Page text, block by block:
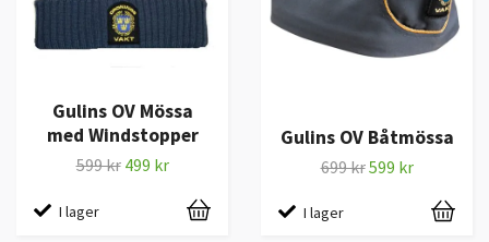
Gulins OV Mössa
med Windstopper
599 kr 499 kr
I lager
Gulins OV Båtmössa
699 kr599 kr
I lager